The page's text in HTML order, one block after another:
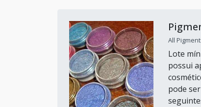
All
Lote
possui
pode